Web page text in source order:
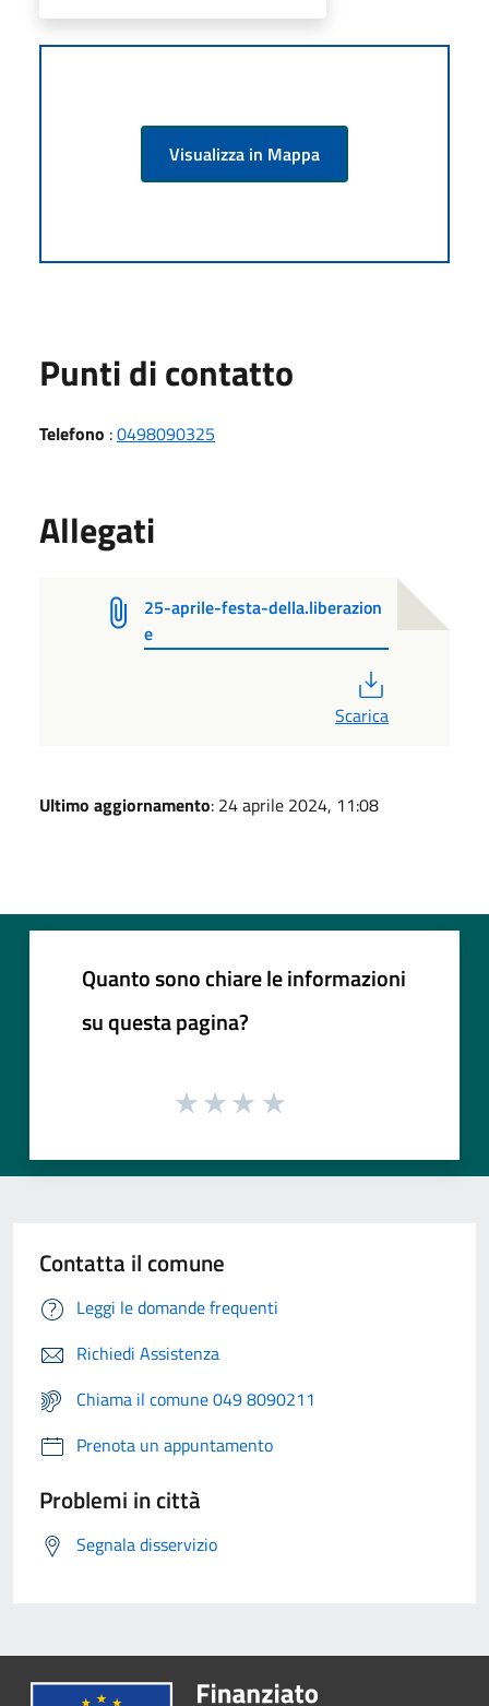
Visualizza in Mappa
Punti di contatto
Telefono :0498090325
Allegati
25-aprile-festa-della.liberazion
e
Scarica
Ultimo aggiornamento: 24 aprile 2024, 11:08
Quanto sono chiare le informazioni
su questa pagina?
Contatta il comune
Leggi le domande frequenti
Richiedi Assistenza
Chiama il comune 049 8090211
Prenota un appuntamento
Problemi in città
Segnala disservizio